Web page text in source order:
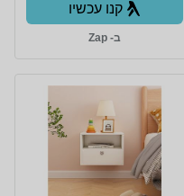
קנו עכשיו
ב- Zap